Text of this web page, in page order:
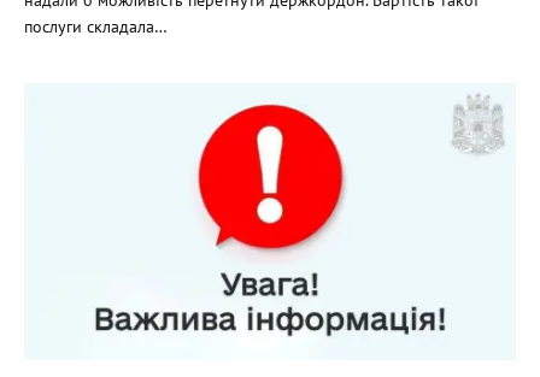
послуги складала…